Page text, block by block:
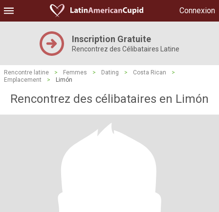
Connexion
Inscription Gratuite
Rencontrez des Célibataires Latine
Rencontre latine > Femmes > Dating > Costa Rican
>
Emplacement
> Limón
Rencontrez des célibataires en Limón